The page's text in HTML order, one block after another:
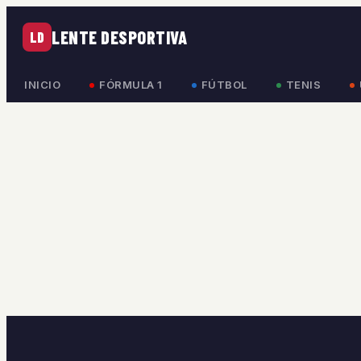
LD LENTE DESPORTIVA
INICIO FÓRMULA 1 FÚTBOL TENIS